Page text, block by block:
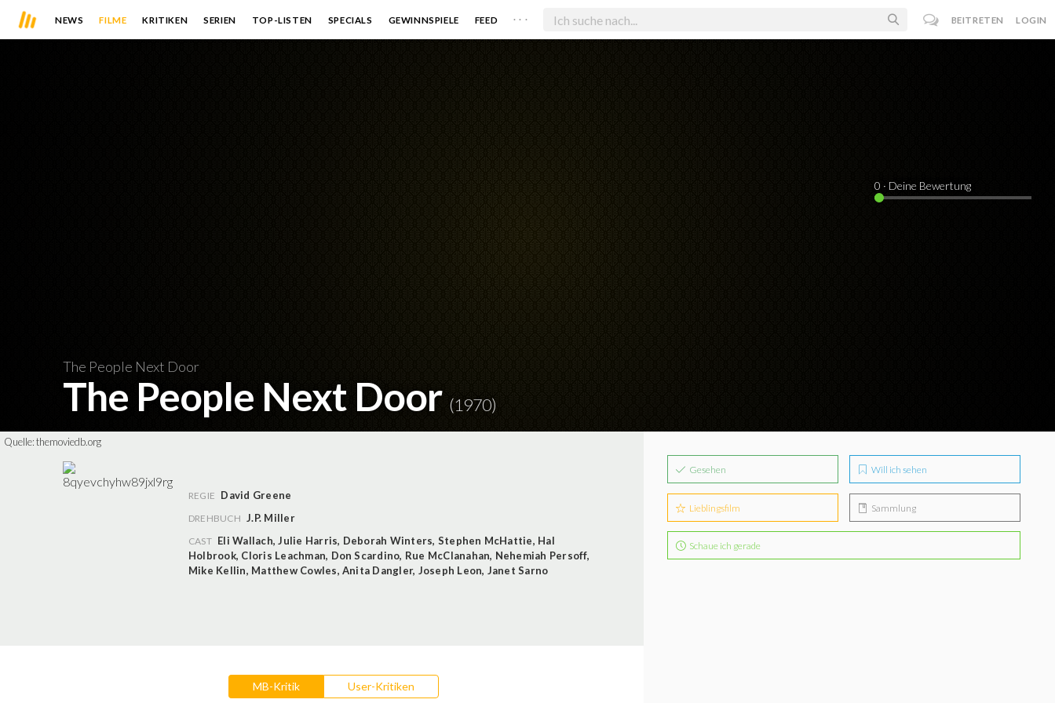
NEWS FILME KRITIKEN SERIEN TOP-LISTEN SPECIALS GEWINNSPIELE FEED . . . BEITRETEN LOGIN
The People Next Door
The People Next Door (1970)
0 · Deine Bewertung
Quelle:themoviedb.org
REGIE David Greene
DREHBUCH J.P. Miller
CAST Eli Wallach,Julie Harris, Deborah Winters, Stephen McHattie, Hal
Holbrook, Cloris Leachman, Don Scardino, Rue McClanahan, Nehemiah Persoff,
Mike Kellin, Matthew Cowles, Anita Dangler, Joseph Leon, Janet Sarno
MB-Kritik User-Kritiken
Gesehen Will ich sehen
Lieblingsfilm Sammlung
Schaue ich gerade